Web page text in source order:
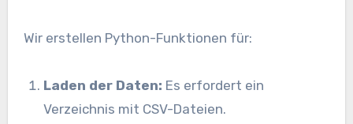
Wir erstellen Python-Funktionen für:
Laden der Daten: Es erfordert ein
Verzeichnis mit CSV-Dateien.